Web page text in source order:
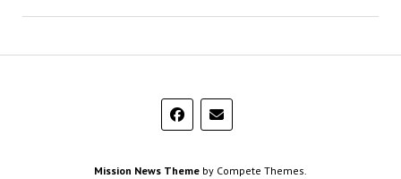
Mission News Theme by Compete Themes.